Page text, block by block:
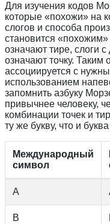
Для изучения кодов
которые «похожи» на
слогов и способа
становится
означают тире, слоги
означают точку.
ассоциируется с
использованием
запомнить азбуку
привычнее человеку,
комбинации точек и
ту же букву, что и
Международный
символ
A
B